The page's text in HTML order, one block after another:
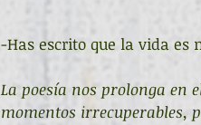
-Has escrito que la vida es
La poesía nos prolonga en
momentos irrecuperables,